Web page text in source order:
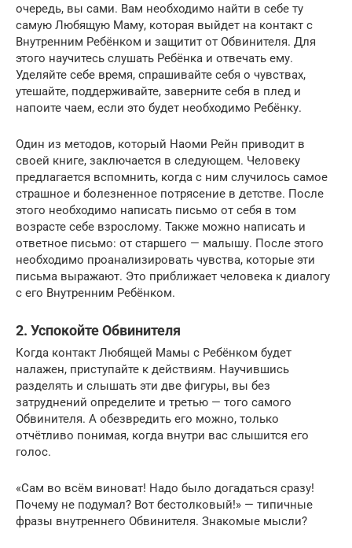
очередь, вы сами. Вам необходимо найти в себе ту
самую Любящую Маму, которая выйдет на контакт с
Внутренним Ребёнком и защитит от Обвинителя. Для
этого научитесь слушать Ребёнка и отвечать ему.
Уделяйте себе время, спрашивайте себя о чувствах,
утешайте, поддерживайте, заверните себя в плед и
напоите чаем, если это будет необходимо Ребёнку.
Один из методов, который Наоми Рейн приводит в
своей книге, заключается в следующем. Человеку
предлагается вспомнить, когда с ним случилось самое
страшное и болезненное потрясение в детстве. После
этого необходимо написать письмо от себя в том
возрасте себе взрослому. Также можно написать и
ответное письмо: от старшего — малышу. После этого
необходимо проанализировать чувства, которые эти
письма выражают. Это приближает человека к диалогу
с его Внутренним Ребёнком.
2. Успокойте Обвинителя
Когда контакт Любящей Мамы с Ребёнком будет
налажен, приступайте к действиям. Научившись
разделять и слышать эти две фигуры, вы без
затруднений определите и третью — того самого
Обвинителя. А обезвредить его можно, только
отчётливо понимая, когда внутри вас слышится его
голос.
«Сам во всём виноват! Надо было догадаться сразу!
Почему не подумал? Вот бестолковый!» — типичные
фразы внутреннего Обвинителя. Знакомые мысли?